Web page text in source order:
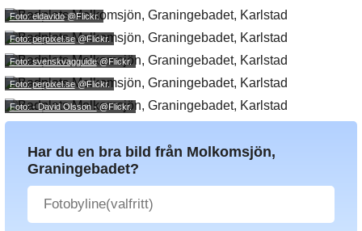
Foto: eldavido@Flickr.
Foto: perpixel.se@Flickr.
Foto: svenskvagguide@Flickr.
Foto: perpixel.se@Flickr.
Foto: - David Olsson -@Flickr.
Har du en bra bild från Molkomsjön,
Graningebadet?